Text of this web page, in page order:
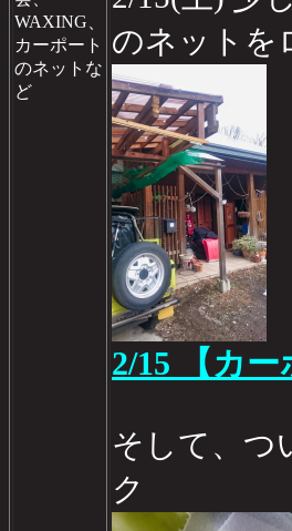
WAXING、
カーポート
のネットな
ど
のネットを
2/15 【カ
そして、つ
ク